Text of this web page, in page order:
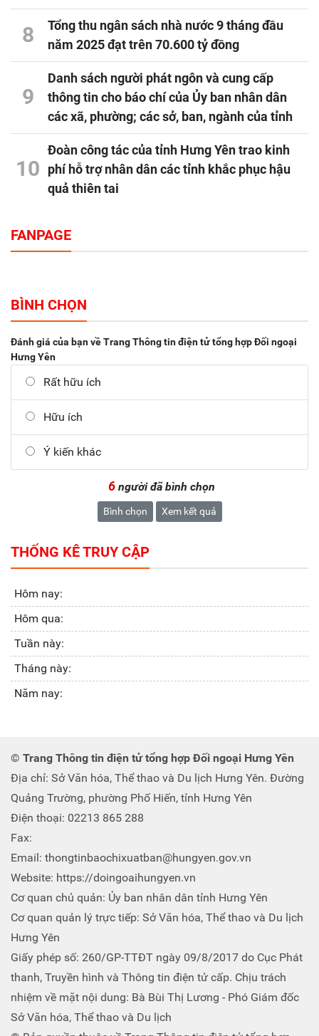
8
Tổng thu ngân sách nhà nước 9 tháng đầu
năm 2025 đạt trên 70.600 tỷ đồng
9
Danh sách người phát ngôn và cung cấp
thông tin cho báo chí của Ủy ban nhân dân
các xã, phường; các sở, ban, ngành của tỉnh
10
Đoàn công tác của tỉnh Hưng Yên trao kinh
phí hỗ trợ nhân dân các tỉnh khắc phục hậu
quả thiên tai
FANPAGE
BÌNH CHỌN
Đánh giá của bạn về Trang Thông tin điện tử tổng hợp Đối ngoại
Hưng Yên
Rất hữu ích
Hữu ích
Ý kiến khác
6 người đã bình chọn
Bình chọn Xem kết quả
THỐNG KÊ TRUY CẬP
Hôm nay:
Hôm qua:
Tuần này:
Tháng này:
Năm nay:
© Trang Thông tin điện tử tổng hợp Đối ngoại Hưng Yên
Địa chỉ: Sở Văn hóa, Thể thao và Du lịch Hưng Yên. Đường
Quảng Trường, phường Phố Hiến, tỉnh Hưng Yên
Điện thoại: 02213 865 288
Fax:
Email: thongtinbaochixuatban@hungyen.gov.vn
Website: https://doingoaihungyen.vn
Cơ quan chủ quản: Ủy ban nhân dân tỉnh Hưng Yên
Cơ quan quản lý trực tiếp: Sở Văn hóa, Thể thao và Du lịch
Hưng Yên
Giấy phép số: 260/GP-TTĐT ngày 09/8/2017 do Cục Phát
thanh, Truyền hình và Thông tin điện tử cấp. Chịu trách
nhiệm về mặt nội dung: Bà Bùi Thị Lương - Phó Giám đốc
Sở Văn hóa, Thể thao và Du lịch